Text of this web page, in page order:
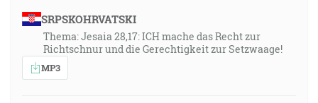
SRPSKOHRVATSKI
Thema: Jesaia 28,17: ICH mache das Recht zur
Richtschnur und die Gerechtigkeit zur Setzwaage!
MP3